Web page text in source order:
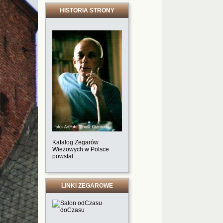
HISTORIA STRONY
Katalog Zegarów
Wieżowych w Polsce
powstał....
LINKI ZEGAROWE